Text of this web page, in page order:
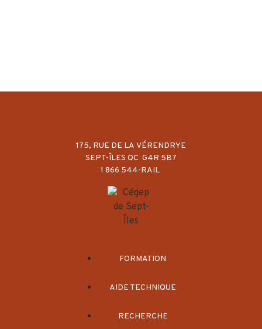
175, RUE DE LA VÉRENDRYE
SEPT-ÎLES QC G4R 5B7
1 866 544-RAIL
FORMATION
AIDE TECHNIQUE
RECHERCHE